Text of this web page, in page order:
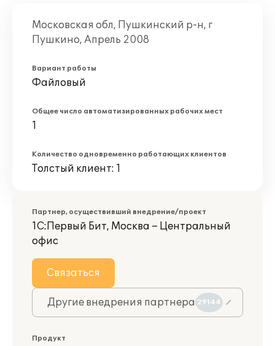
Московская обл, Пушкинский р-н, г
Пушкино, Апрель 2008
Вариант работы
Файловый
Общее число автоматизированных рабочих мест
1
Количество одновременно работающих клиентов
Толстый клиент: 1
Партнер, осуществивший внедрение/проект
1С:Первый Бит, Москва – Центральный
офис
Связаться
Другие внедрения партнера 29144
Продукт